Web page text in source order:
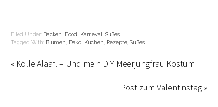
Filed Under: Backen, Food, Karneval,Süßes
Tagged With: Blumen, Deko, Kuchen, Rezepte,Süßes
« Kölle Alaaf! – Und mein DIY Meerjungfrau Kostüm
Post zum Valentinstag »